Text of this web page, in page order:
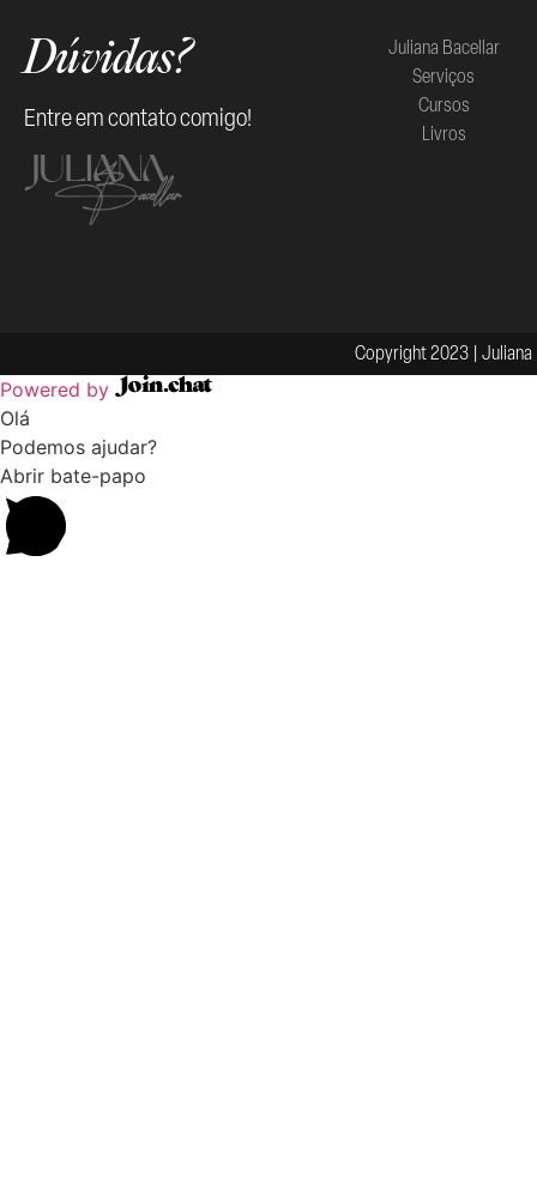
Dúvidas?
Entre em contato comigo!
Juliana Bacellar
Serviços
Cursos
Livros
Copyright 2023 | Juliana
Powered by
Olá
Podemos ajudar?
Abrir bate-papo